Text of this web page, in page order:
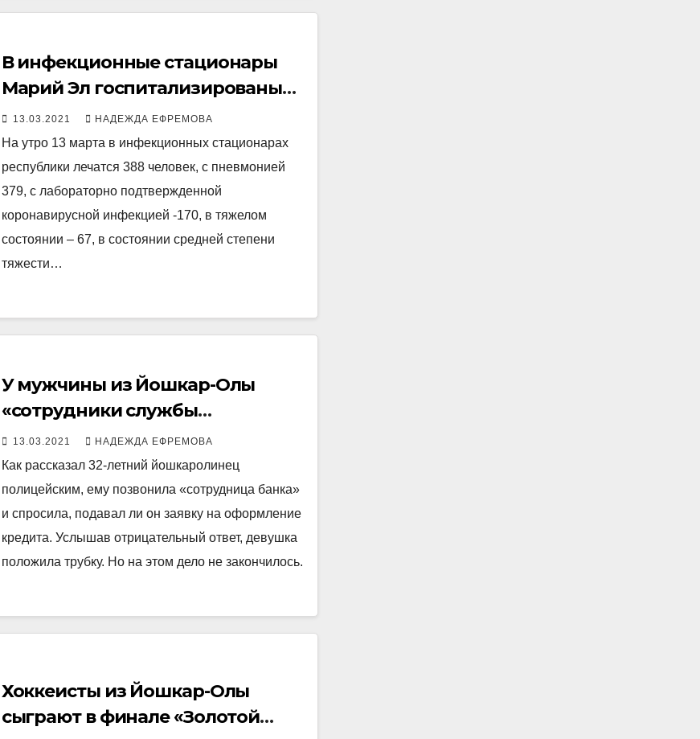
В инфекционные стационары
Марий Эл госпитализированы
еще 39 пациентов, выписаны 34
13.03.2021 НАДЕЖДА ЕФРЕМОВА
На утро 13 марта в инфекционных стационарах
республики лечатся 388 человек, с пневмонией
379, с лабораторно подтвержденной
коронавирусной инфекцией -170, в тяжелом
состоянии – 67, в состоянии средней степени
тяжести…
У мужчины из Йошкар-Олы
«сотрудники службы
безопасности банка» украли
более 1,4 млн рублей
13.03.2021 НАДЕЖДА ЕФРЕМОВА
Как рассказал 32-летний йошкаролинец
полицейским, ему позвонила «сотрудница банка»
и спросила, подавал ли он заявку на оформление
кредита. Услышав отрицательный ответ, девушка
положила трубку. Но на этом дело не закончилось.
Хоккеисты из Йошкар-Олы
сыграют в финале «Золотой